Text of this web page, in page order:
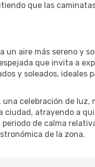
que las
un aire más sereno y
que invita a
y soleados, ideales
, una celebración de luz,
ciudad, atrayendo a
de calma
de la zona.